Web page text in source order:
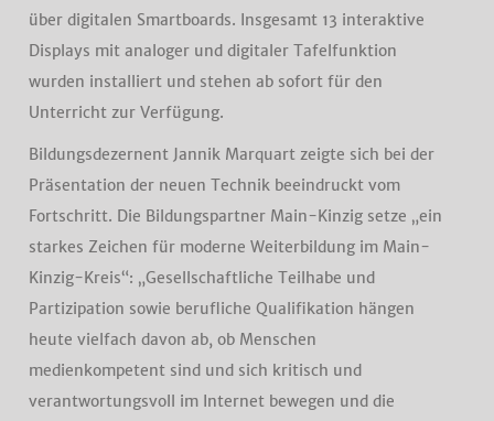
über digitalen Smartboards. Insgesamt 13 interaktive
Displays mit analoger und digitaler Tafelfunktion
wurden installiert und stehen ab sofort für den
Unterricht zur Verfügung.
Bildungsdezernent Jannik Marquart zeigte sich bei der
Präsentation der neuen Technik beeindruckt vom
Fortschritt. Die Bildungspartner Main-Kinzig setze „ein
starkes Zeichen für moderne Weiterbildung im Main-
Kinzig-Kreis“: „Gesellschaftliche Teilhabe und
Partizipation sowie berufliche Qualifikation hängen
heute vielfach davon ab, ob Menschen
medienkompetent sind und sich kritisch und
verantwortungsvoll im Internet bewegen und die